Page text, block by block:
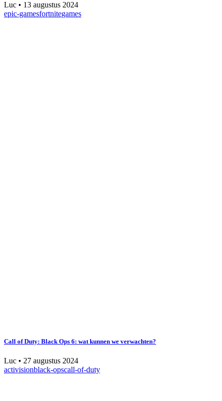
Luc • 13 augustus 2024
epic-gamesfortnitegames
Call of Duty: Black Ops 6: wat kunnen we verwachten?
Luc • 27 augustus 2024
activisionblack-opscall-of-duty